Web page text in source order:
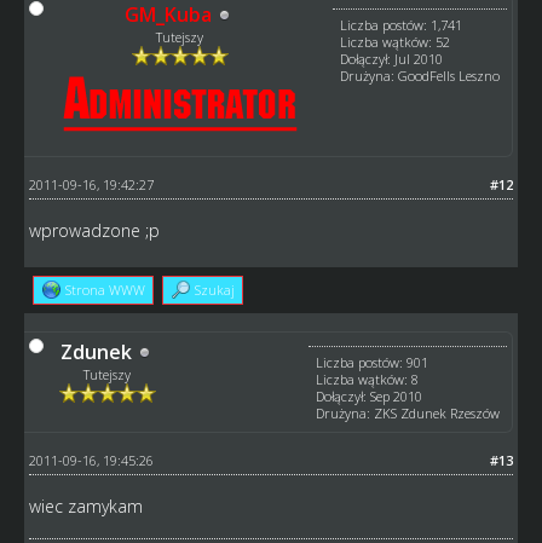
GM_Kuba
Tutejszy
Liczba postów: 1,741
Liczba wątków: 52
Dołączył: Jul 2010
Drużyna: GoodFells Leszno
#12
2011-09-16, 19:42:27
wprowadzone ;p
Strona WWW Szukaj
Zdunek
Tutejszy
Liczba postów: 901
Liczba wątków: 8
Dołączył: Sep 2010
Drużyna: ZKS Zdunek Rzeszów
#13
2011-09-16, 19:45:26
wiec zamykam